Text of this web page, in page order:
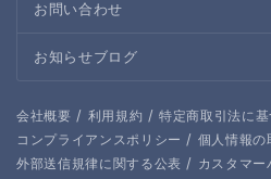
お問い合わせ
お知らせブログ
会社概要 / 利用規約 / 特定商取引法に
コンプライアンスポリシー / 個人情報の
外部送信規律に関する公表 / カスタマ